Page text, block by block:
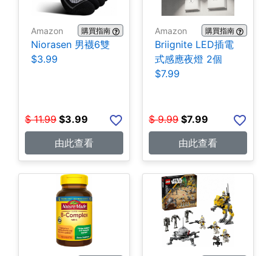
Amazon 購買指南
Niorasen 男襪6雙
$3.99
$ 11.99 $3.99
由此查看
Amazon 購買指南
Briignite LED插電
式感應夜燈 2個
$7.99
$ 9.99 $7.99
由此查看